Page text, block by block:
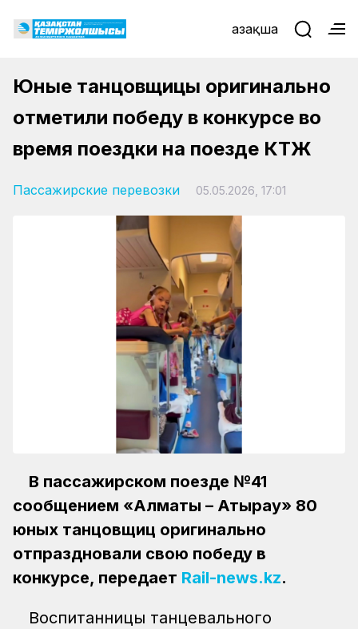
Қазақша
Юные танцовщицы оригинально
отметили победу в конкурсе во
время поездки на поезде КТЖ
Пассажирские перевозки 05.05.2026, 17:01
В пассажирском поезде №41
сообщением «Алматы – Атырау» 80
юных танцовщиц оригинально
отпраздновали свою победу в
конкурсе, передает Rail-news.kz.
Воспитанницы танцевального